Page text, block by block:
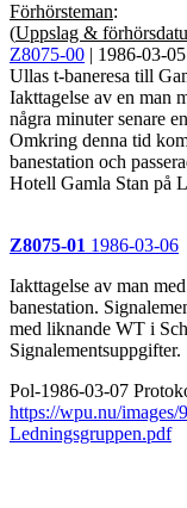
Förhörsteman:
(Uppslag &
Z8075-00 | 1986-03-
Ullas t-baneresa till
Iakttagelse av en man
några minuter senare
Omkring denna tid
banestation och
Hotell Gamla Stan på
Z8075-01 1986-03-06
Iakttagelse av man
banestation.
med liknande WT i
Signalementsuppgifter.
Pol-1986-03-07
https://wpu.nu/
Ledningsgruppen.pdf